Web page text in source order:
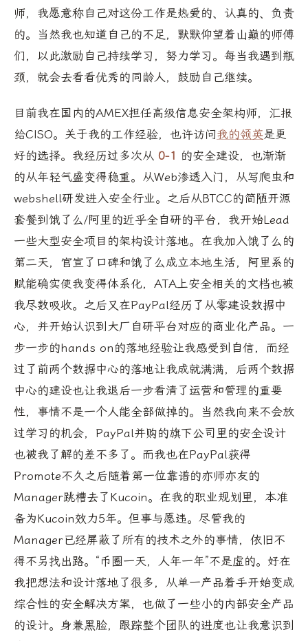
师，我愿意称自己对这份工作是热爱的、认真的、负责
的。当然我也知道自己的不足，默默仰望着山巅的师傅
们，以此激励自己持续学习，努力学习。每当我遇到瓶
颈，就会去看看优秀的同龄人，鼓励自己继续。
目前我在国内的AMEX担任高级信息安全架构师，汇报
给CISO。关于我的工作经验，也许访问我的领英是更
好的选择。我经历过多次从 0-1 的安全建设，也渐渐
的从年轻气盛变得稳重。从Web渗透入门，从写爬虫和
webshell研发进入安全行业。之后从BTCC的简陋开源
套餐到饿了么/阿里的近乎全自研的平台，我开始Lead
一些大型安全项目的架构设计落地。在我加入饿了么的
第二天，官宣了口碑和饿了么成立本地生活，阿里系的
赋能确实使我变得体系化，ATA上安全相关的文档也被
我尽数吸收。之后又在PayPal经历了从零建设数据中
心，并开始认识到大厂自研平台对应的商业化产品。一
步一步的hands on的落地经验让我感受到自信，而经
过了前两个数据中心的落地让我成就满满，后两个数据
中心的建设也让我退后一步看清了运营和管理的重要
性，事情不是一个人能全部做掉的。当然我向来不会放
过学习的机会，PayPal并购的旗下公司里的安全设计
也被我了解的差不多了。而我也在PayPal获得
Promote不久之后随着第一位靠谱的亦师亦友的
Manager跳槽去了Kucoin。在我的职业规划里，本准
备为Kucoin效力5年。但事与愿违。尽管我的
Manager已经屏蔽了所有的技术之外的事情，依旧不
得不另找出路。“币圈一天，人年一年”不是虚的。好在
我把想法和设计落地了很多，从单一产品着手开始变成
综合性的安全解决方案，也做了一些小的内部安全产品
的设计。身兼黑脸，跟踪整个团队的进度也让我意识到